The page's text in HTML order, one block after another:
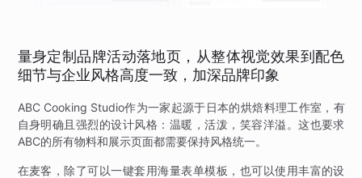
量身定制品牌活动落地页，从整体视觉效果到配色
细节与企业风格高度一致，加深品牌印象
ABC Cooking Studio作为一家起源于日本的烘焙料理工作室，有
自身明确且强烈的设计风格：温暖，活泼，笑容洋溢。这也要求
ABC的所有物料和展示页面都需要保持风格统一。
在麦客，除了可以一键套用海量表单模板，也可以使用丰富的设